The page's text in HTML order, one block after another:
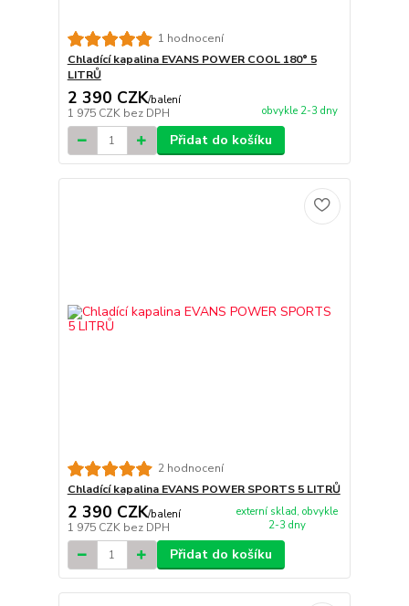
1 hodnocení
Chladící kapalina EVANS POWER COOL 180° 5
LITRŮ
2 390 CZK/balení
1 975 CZK bez DPH obvykle 2-3 dny
Přidat do košíku
2 hodnocení
Chladící kapalina EVANS POWER SPORTS 5 LITRŮ
2 390 CZK/balení
1 975 CZK bez DPH
externí sklad, obvykle
2-3 dny
Přidat do košíku